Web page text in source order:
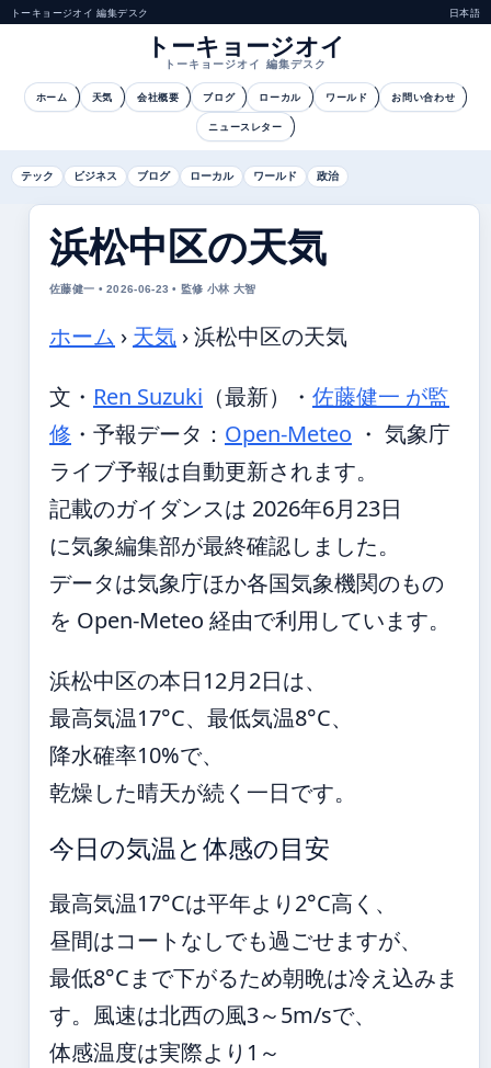
トーキョージオイ 編集デスク 日本語
トーキョージオイ
トーキョージオイ 編集デスク
ホーム 天気 会社概要 ブログ ローカル ワールド お問い合わせ
ニュースレター
テック ビジネス ブログ ローカル ワールド 政治
浜松中区の天気
佐藤健一 • 2026-06-23 • 監修 小林 大智
ホーム › 天気 ›浜松中区の天気
文・ Ren Suzuki （最新） ・ 佐藤健一 が監
修 ・ 予報データ： Open-Meteo ・ 気象庁
ライブ予報は自動更新されます。
記載のガイダンスは 2026年6月23日
に気象編集部が最終確認しました。
データは気象庁ほか各国気象機関のもの
を Open-Meteo 経由で利用しています。
浜松中区の本日12月2日は、
最高気温17°C、最低気温8°C、
降水確率10%で、
乾燥した晴天が続く一日です。
今日の気温と体感の目安
最高気温17°Cは平年より2°C高く、
昼間はコートなしでも過ごせますが、
最低8°Cまで下がるため朝晩は冷え込みま
す。風速は北西の風3～5m/sで、
体感温度は実際より1～